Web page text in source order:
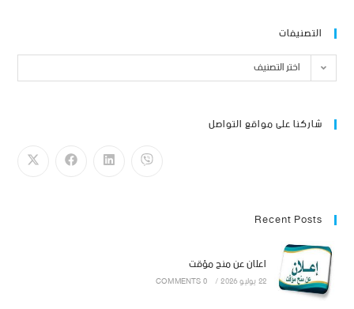
التصنيفات
اختر التصنيف
شاركنا على مواقع التواصل
Recent Posts
اعلان عن منح مؤقت
22 يوليو 2026 /
0 COMMENTS